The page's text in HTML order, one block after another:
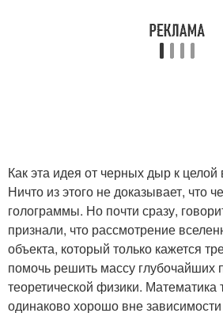
Как эта идея от черных дыр к
Ничто из этого не доказывает, что
голограммы. Но почти сразу,
признали, что рассмотрение
объекта, который только кажется
помочь решить массу глубочайших
теоретической физики. Математика
одинаково хорошо вне зависимости